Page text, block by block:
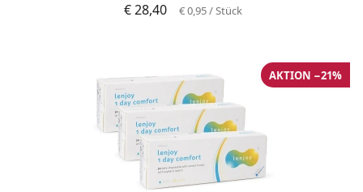
€ 28,40 € 0,95/ Stück
AKTION −21%